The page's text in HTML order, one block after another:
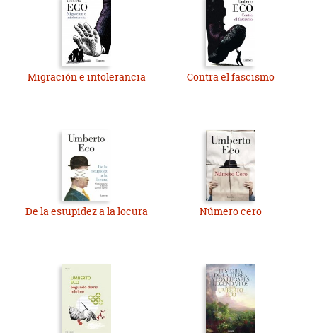
Migración e intolerancia Contra el fascismo
De la estupidez a la locura Número cero